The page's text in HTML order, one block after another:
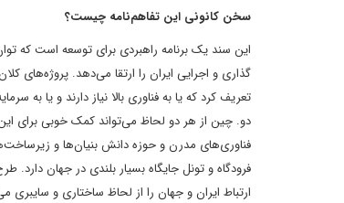
سخن کانونی این تفاهم‌نامه چیست؟
این سند یک برنامه راهبردی برای توسعه است که
گذاری و اجرایی ایران را ارتقا می‌دهد. پروژه‌های
تعریف کرد که یا به فناوری بالا نیاز دارند و یا به
دو. چین از هر دو لحاظ می‌تواند کمک خوبی برای
فناوری‌های مدرن و حوزه دانش بنیان‌ها و
فرودگاه و تونل جایگاه بسیار بلندی در جهان دارد.
ارتباط ایران و جهان را از لحاظ ساختاری و سایبری